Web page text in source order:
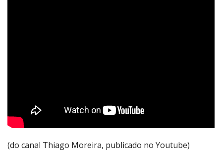
(do canal Thiago Moreira, publicado no Youtube)